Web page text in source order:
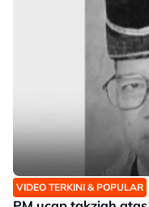
VIDEO TERKINI & POPULAR